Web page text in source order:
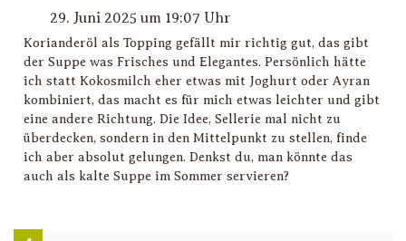
29. Juni 2025 um 19:07 Uhr
Korianderöl als Topping gefällt mir richtig gut, das gibt
der Suppe was Frisches und Elegantes. Persönlich hätte
ich statt Kokosmilch eher etwas mit Joghurt oder Ayran
kombiniert, das macht es für mich etwas leichter und gibt
eine andere Richtung. Die Idee, Sellerie mal nicht zu
überdecken, sondern in den Mittelpunkt zu stellen, finde
ich aber absolut gelungen. Denkst du, man könnte das
auch als kalte Suppe im Sommer servieren?